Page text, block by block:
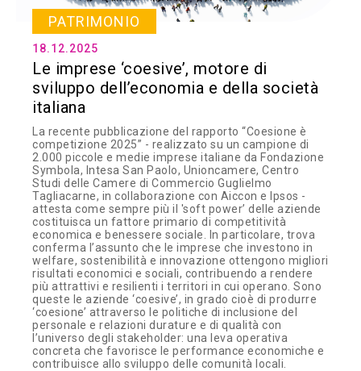
PATRIMONIO
18.12.2025
Le imprese ‘coesive’, motore di
sviluppo dell’economia e della società
italiana
La recente pubblicazione del rapporto “Coesione è
competizione 2025” - realizzato su un campione di
2.000 piccole e medie imprese italiane da Fondazione
Symbola, Intesa San Paolo, Unioncamere, Centro
Studi delle Camere di Commercio Guglielmo
Tagliacarne, in collaborazione con Aiccon e Ipsos -
attesta come sempre più il 'soft power’ delle aziende
costituisca un fattore primario di competitività
economica e benessere sociale. In particolare, trova
conferma l’assunto che le imprese che investono in
welfare, sostenibilità e innovazione ottengono migliori
risultati economici e sociali, contribuendo a rendere
più attrattivi e resilienti i territori in cui operano. Sono
queste le aziende ‘coesive’, in grado cioè di produrre
‘coesione’ attraverso le politiche di inclusione del
personale e relazioni durature e di qualità con
l’universo degli stakeholder: una leva operativa
concreta che favorisce le performance economiche e
contribuisce allo sviluppo delle comunità locali.